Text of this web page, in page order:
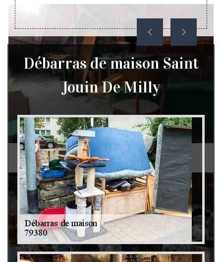
Débarras de grenier et cave 79
Débarras de maison Saint
Jouin De Milly